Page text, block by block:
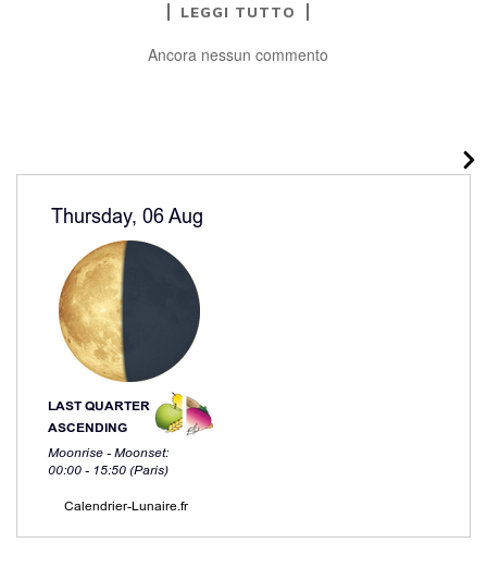
LEGGI TUTTO
Ancora nessun commento